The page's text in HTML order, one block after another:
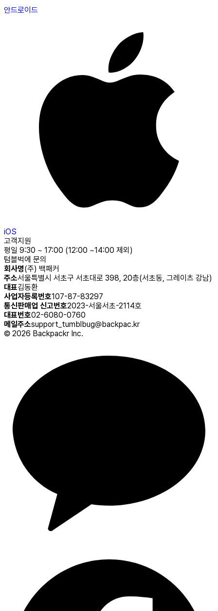
안드로이드
iOS
고객지원
평일 9:30 ~ 17:00 (12:00 ~14:00 제외)
텀블벅에 문의
회사명(주) 백패커
주소서울특별시 서초구 서초대로 398, 20층(서초동, 그레이츠 강남)
대표김동환
사업자등록번호107-87-83297
통신판매업 신고번호2023-서울서초-2114호
대표번호02-6080-0760
메일주소support_tumblbug@backpac.kr
© 2026 Backpackr Inc.